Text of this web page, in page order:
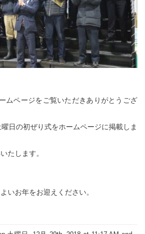
ムページをご覧いただきありがとうござ
日の初ぜり式をホームページに掲載しま
たします。
いお年をお迎えください。